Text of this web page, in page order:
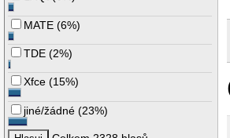
MATE (6%)
TDE (2%)
Xfce (15%)
jiné/žádné (23%)